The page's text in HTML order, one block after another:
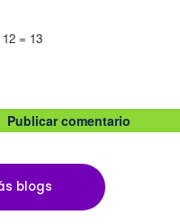
12 = 13
blogs